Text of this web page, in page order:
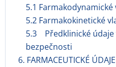
5.1
5.2 Farmakokinetické
5.3 Předklinické údaje
bezpečnosti
6. FARMACEUTICKÉ ÚDAJE